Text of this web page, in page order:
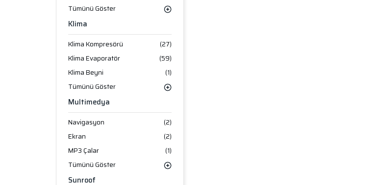
Tümünü Göster
Klima
Klima Kompresörü
(27)
Klima Evaporatör
(59)
Klima Beyni
(1)
Tümünü Göster
Multimedya
Navigasyon
(2)
Ekran
(2)
MP3 Çalar
(1)
Tümünü Göster
Sunroof